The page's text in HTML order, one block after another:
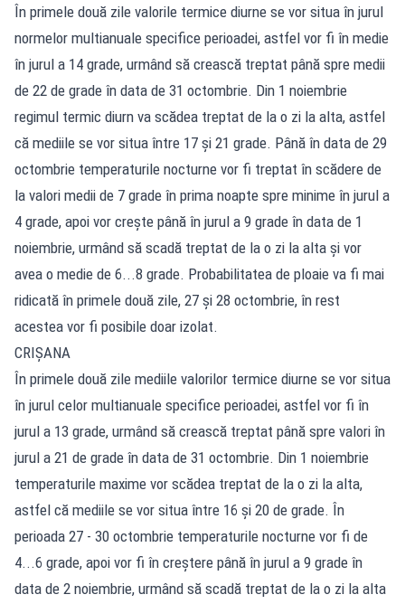
În primele două zile valorile termice diurne se vor situa în jurul
normelor multianuale specifice perioadei, astfel vor fi în medie
în jurul a 14 grade, urmând să crească treptat până spre medii
de 22 de grade în data de 31 octombrie. Din 1 noiembrie
regimul termic diurn va scădea treptat de la o zi la alta, astfel
că mediile se vor situa între 17 și 21 grade. Până în data de 29
octombrie temperaturile nocturne vor fi treptat în scădere de
la valori medii de 7 grade în prima noapte spre minime în jurul a
4 grade, apoi vor crește până în jurul a 9 grade în data de 1
noiembrie, urmând să scadă treptat de la o zi la alta și vor
avea o medie de 6...8 grade. Probabilitatea de ploaie va fi mai
ridicată în primele două zile, 27 și 28 octombrie, în rest
acestea vor fi posibile doar izolat.
CRIȘANA
În primele două zile mediile valorilor termice diurne se vor situa
în jurul celor multianuale specifice perioadei, astfel vor fi în
jurul a 13 grade, urmând să crească treptat până spre valori în
jurul a 21 de grade în data de 31 octombrie. Din 1 noiembrie
temperaturile maxime vor scădea treptat de la o zi la alta,
astfel că mediile se vor situa între 16 și 20 de grade. În
perioada 27 - 30 octombrie temperaturile nocturne vor fi de
4...6 grade, apoi vor fi în creștere până în jurul a 9 grade în
data de 2 noiembrie, urmând să scadă treptat de la o zi la alta